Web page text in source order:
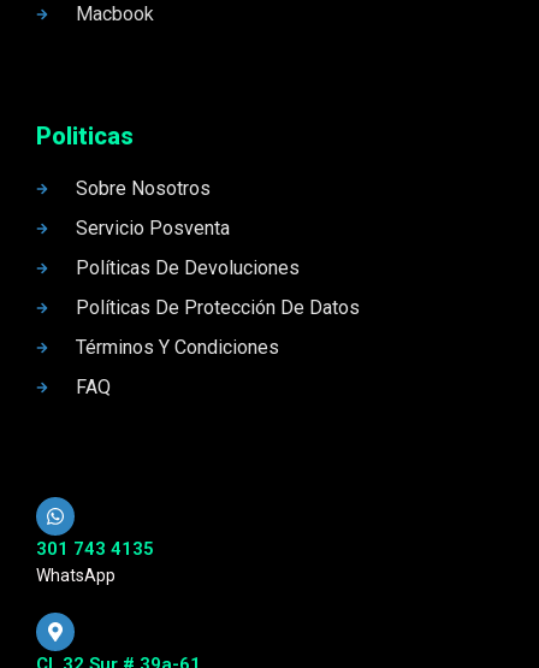
Macbook
Politicas
Sobre Nosotros
Servicio Posventa
Políticas De Devoluciones
Políticas De Protección De Datos
Términos Y Condiciones
FAQ
301 743 4135
WhatsApp